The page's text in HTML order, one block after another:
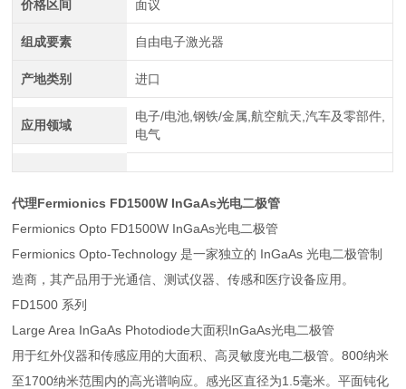
价格区间 面议
组成要素 自由电子激光器
产地类别 进口
应用领域
电子/电池,钢铁/金属,航空航天,汽车及零部件,
电气
代理Fermionics FD1500W InGaAs光电二极管
Fermionics Opto FD1500W InGaAs光电二极管
Fermionics Opto-Technology 是一家独立的 InGaAs 光电二极管制
造商，其产品用于光通信、测试仪器、传感和医疗设备应用。
FD1500 系列
Large Area InGaAs Photodiode大面积InGaAs光电二极管
用于红外仪器和传感应用的大面积、高灵敏度光电二极管。800纳米
至1700纳米范围内的高光谱响应。感光区直径为1.5毫米。平面钝化